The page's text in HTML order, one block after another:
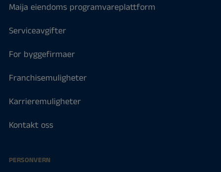
Maija eiendoms programvareplattform
Serviceavgifter
For byggefirmaer
Franchisemuligheter
Karrieremuligheter
Kontakt oss
PERSONVERN